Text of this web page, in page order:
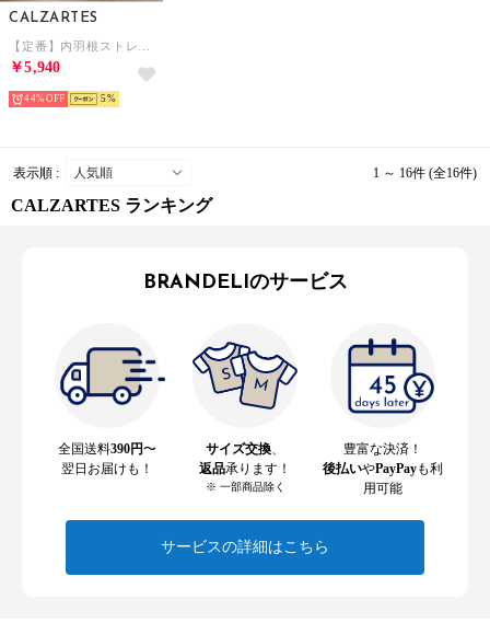
CALZARTES
￥5,940
44% 5
表示順 : 1 ～ 16件 (全16件)
CALZARTES ランキング
BRANDELIのサービス
全国送料390円〜
翌日お届けも！
サイズ交換、
返品承ります！
※ 一部商品除く
豊富な決済！
後払いやPayPayも利
用可能
サービスの詳細はこちら